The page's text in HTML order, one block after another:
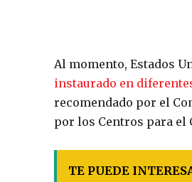
Al momento, Estados
instaurado en
recomendado por el
por los Centros para el
TE PUEDE